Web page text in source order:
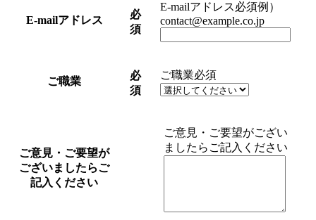
E-mailアドレス
必
須
E-mailアドレス必須例）
contact@example.co.jp
ご職業
必
須
ご職業必須
ご意見・ご要望が
ございましたらご
記入ください
ご意見・ご要望がござい
ましたらご記入ください